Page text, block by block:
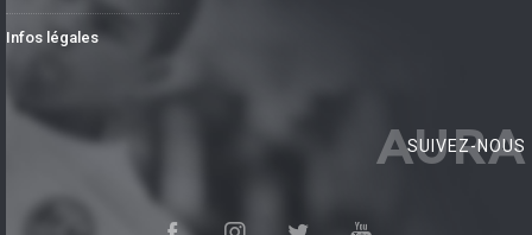
Infos légales
AURA
SUIVEZ-NOUS